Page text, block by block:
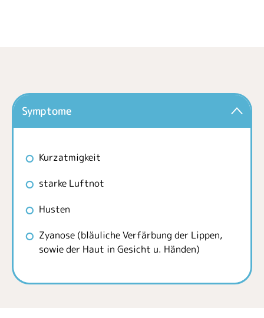
Symptome
Kurzatmigkeit
starke Luftnot
Husten
Zyanose (bläuliche Verfärbung der Lippen,
sowie der Haut in Gesicht u. Händen)